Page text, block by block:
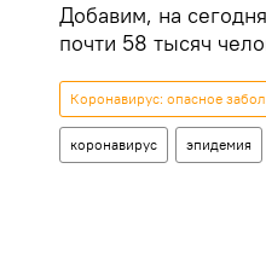
Добавим, на
почти 58 тысяч
Коронавирус: опасное
коронавирус эпидемия